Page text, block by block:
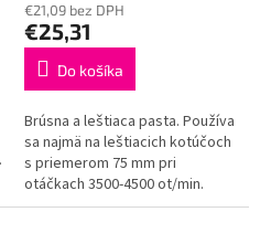
€21,09 bez DPH
€25,31
Do košíka
Brúsna a leštiaca pasta. Používa
sa najmä na leštiacich kotúčoch
s priemerom 75 mm pri
otáčkach 3500-4500 ot/min.
Používa sa na lokálne leštenie,